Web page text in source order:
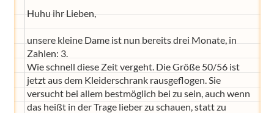
Huhu ihr Lieben,
unsere kleine Dame ist nun bereits drei Monate, in
Zahlen: 3.
Wie schnell diese Zeit vergeht. Die Größe 50/56 ist
jetzt aus dem Kleiderschrank rausgeflogen. Sie
versucht bei allem bestmöglich bei zu sein, auch wenn
das heißt in der Trage lieber zu schauen, statt zu